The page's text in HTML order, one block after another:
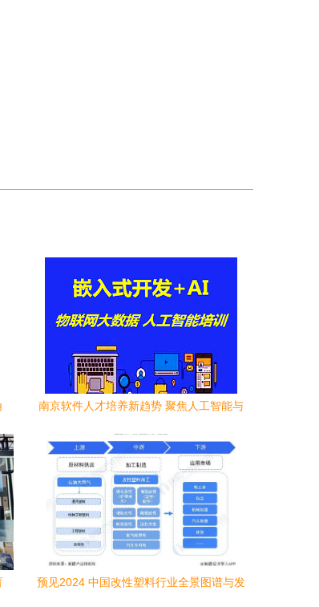
南京软件人才培养新趋势 聚焦人工智能与
预见2024 中国改性塑料行业全景图谱与发